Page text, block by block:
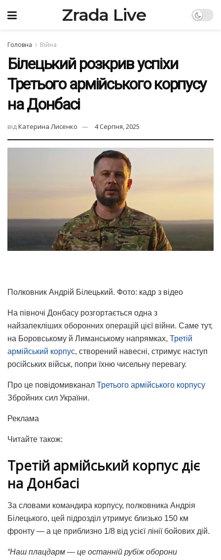
Zrada Live
Головна Війна
Білецький розкрив успіхи
Третього армійського корпусу
на Донбасі
відКатерина Лисенко 4 Серпня, 2025
Полковник Андрій Білецький. Фото: кадр з відео
На півночі Донбасу розгортається одна з
найзапекліших оборонних операцій цієї війни. Саме тут,
на Боровському й Лиманському напрямках, Третій
армійський корпус, створений навесні, стримує наступ
російських військ, попри їхню чисельну перевагу.
Про це повідомивканал Третього армійського корпусу
Збройних сил України.
Реклама
Читайте також:
Третій армійський корпус діє
на Донбасі
За словами командира корпусу, полковника Андрія
Білецького, цей підрозділ утримує близько 150 км
фронту — а це приблизно 1/8 від усієї лінії бойових дій.
“Наш плацдарм — це останній рубіж оборони